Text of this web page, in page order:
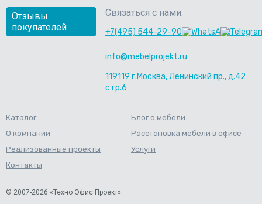
Отзывы
покупателей
Связаться с нами:
+7(495) 544-29-90
info@mebelprojekt.ru
119119 г.Москва, Ленинский пр., д.42
стр.6
Каталог
Блог о мебели
О компании
Расстановка мебели в офисе
Реализованные проекты
Услуги
Контакты
© 2007-2026 «Техно Офис Проект»